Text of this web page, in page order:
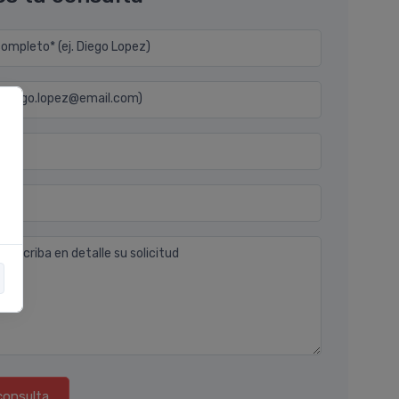
(ej. Diego Lopez)
diego.lopez@email.com)
describa en detalle su solicitud